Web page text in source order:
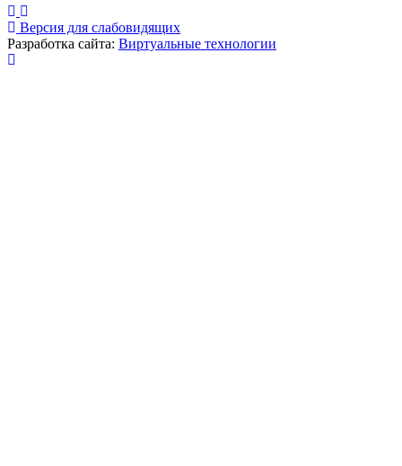
Версия для слабовидящих
Разработка сайта: Виртуальные технологии